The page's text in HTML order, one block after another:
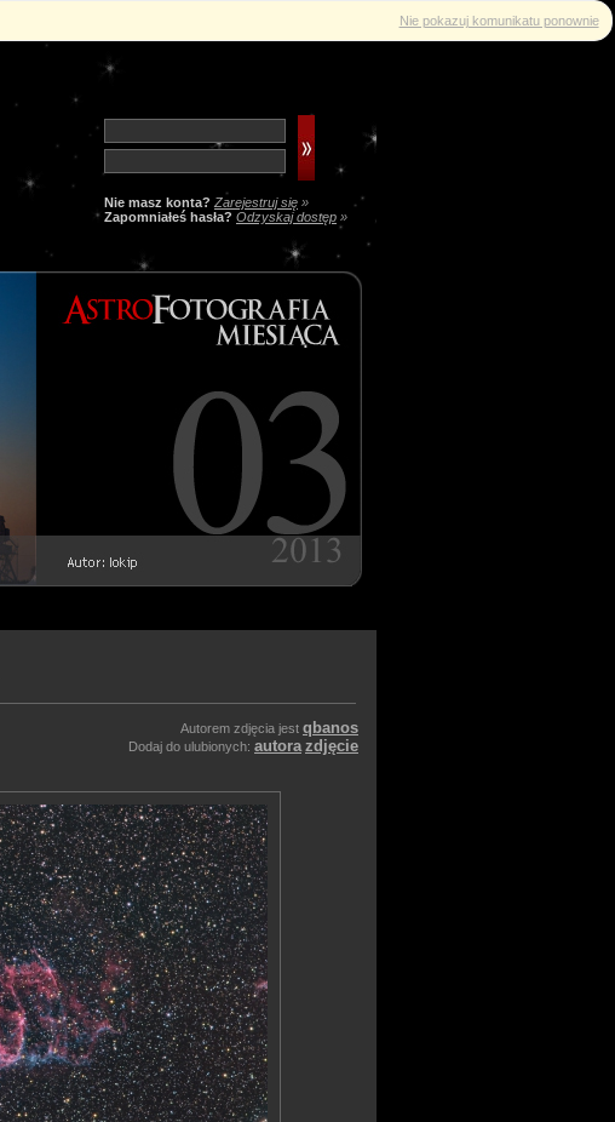
Nie pokazuj komunikatu ponownie
Nie masz konta? Zarejestruj się »
Zapomniałeś hasła? Odzyskaj dostęp »
Autorem zdjęcia jest qbanos
Dodaj do ulubionych: autora zdjęcie